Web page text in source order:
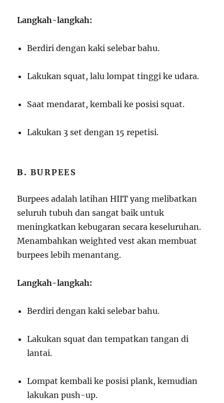
Langkah-langkah:
Berdiri dengan kaki selebar bahu.
Lakukan squat, lalu lompat tinggi ke udara.
Saat mendarat, kembali ke posisi squat.
Lakukan 3 set dengan 15 repetisi.
B.BURPEES
Burpees adalah latihan HIIT yang melibatkan
seluruh tubuh dan sangat baik untuk
meningkatkan kebugaran secara keseluruhan.
Menambahkan weighted vest akan membuat
burpees lebih menantang.
Langkah-langkah:
Berdiri dengan kaki selebar bahu.
Lakukan squat dan tempatkan tangan di
lantai.
Lompat kembali ke posisi plank, kemudian
lakukan push-up.